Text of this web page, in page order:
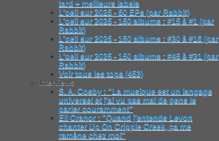
tard + meilleurs labels
L’oeil sur 2025 - 50 EPs (par Rabbit)
L’oeil sur 2025 - 150 albums : #15 à #1 (par
Rabbit)
L’oeil sur 2025 - 150 albums : #30 à #16 (par
Rabbit)
L’oeil sur 2025 - 150 albums : #45 à #31 (par
Rabbit)
Voir tous les tops (453)
Interviews
S. A. Cosby : "La musique est un langage
universel et j’ai vu pas mal de gens le
parler couramment"
Eli Cranor : "Quand j’entends Levon
chanter Up On Cripple Creek, ça me
ramène chez moi"